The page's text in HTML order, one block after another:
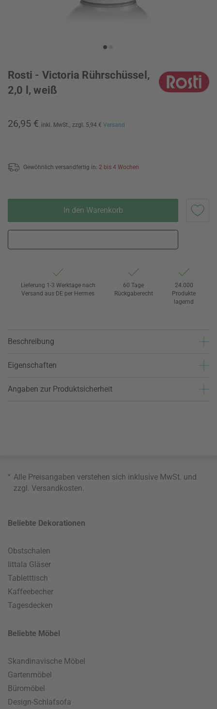
Rosti - Victoria Rührschüssel,
2,0 l, weiß
26,95 € inkl. MwSt., zzgl. 5,94 € Versand
Gewöhnlich versandfertig in: 2 bis 4 Wochen
In den Warenkorb
Lieferung 1-3 Werktage nach
Versand aus DE per Hermes
60 Tage
Rückgaberecht
24.000
Produkte
lagernd
Beschreibung
Eigenschaften
Angaben zur Produktsicherheit
* Alle Preisangaben verstehen sich inklusive MwSt. und
zzgl. Versandkosten
Beliebte Dekorationen
Obstschalen
Iittala Gläser
Tabletttisch
Kaffeebecher
Tagesdecken
Beliebte Möbel
Skandinavische Möbel
Gartenmöbel
Büromöbel
Design-Schlafsofa